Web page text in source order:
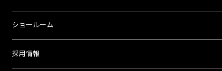
ショールーム
採用情報